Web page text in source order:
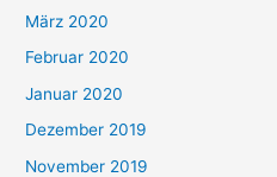
März 2020
Februar 2020
Januar 2020
Dezember 2019
November 2019